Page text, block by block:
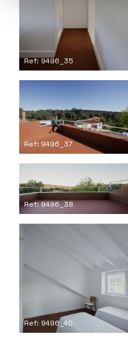
Ref: 9496_35
Ref: 9496_37
Ref: 9496_38
Ref: 9496_40